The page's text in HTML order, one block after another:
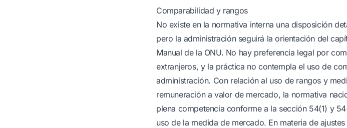
Comparabilidad y rangos
No existe en la normativa interna una disposición
pero la administración seguirá la orientación del
Manual de la ONU. No hay preferencia legal por
extranjeros, y la práctica no contempla el uso de
administración. Con relación al uso de rangos y
remuneración a valor de mercado, la normativa
plena competencia conforme a la sección 54(1) y
uso de la medida de mercado. En materia de